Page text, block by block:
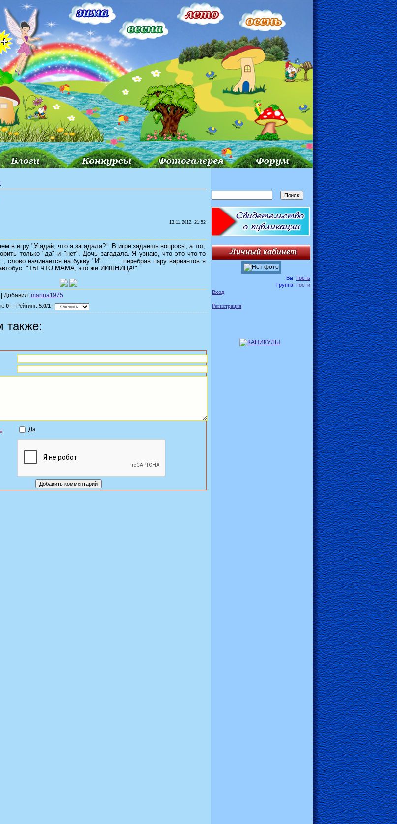
13.11.2012, 21:52
в игру "Угадай, что я загадала?". В игре задаешь вопросы, а тот,
только "да" и "нет". Дочь загадала. Я узнаю, что это что-то
, слово начинается на букву "И"...........перебрав пару вариантов я
автобус: "ТЫ ЧТО МАМА, это же ИИШНИЦА!"
| Добавил: marina1975
0 | | Рейтинг: 5.0/1
также:
*:
Да
Вы: Гость
Группа: Гости
Вход
Регистрация